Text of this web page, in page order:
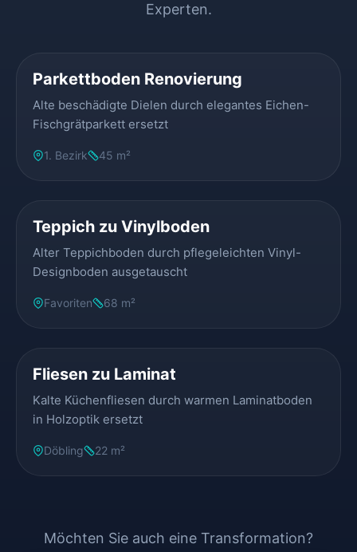
Experten.
Parkettboden Renovierung
Alte beschädigte Dielen durch elegantes Eichen-
Fischgrätparkett ersetzt
1. Bezirk 45 m²
Teppich zu Vinylboden
Alter Teppichboden durch pflegeleichten Vinyl-
Designboden ausgetauscht
Favoriten 68 m²
Fliesen zu Laminat
Kalte Küchenfliesen durch warmen Laminatboden
in Holzoptik ersetzt
Döbling 22 m²
Möchten Sie auch eine Transformation?